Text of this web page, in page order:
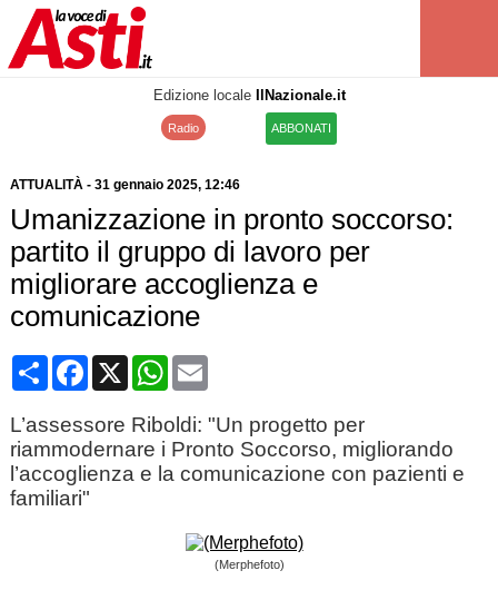
Edizione locale IlNazionale.it
Radio ABBONATI
ATTUALITÀ- 31 gennaio 2025, 12:46
Umanizzazione in pronto soccorso:
partito il gruppo di lavoro per
migliorare accoglienza e
comunicazione
CondividiFacebook
X WhatsApp
Email
L’assessore Riboldi: "Un progetto per
riammodernare i Pronto Soccorso, migliorando
l’accoglienza e la comunicazione con pazienti e
familiari"
(Merphefoto)